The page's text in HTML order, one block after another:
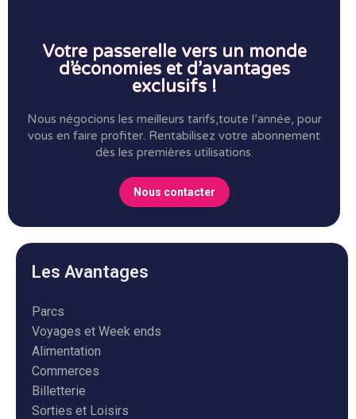
Votre passerelle vers un monde
d’économies et d’avantages
exclusifs !
Nous négocions les meilleurs tarifs,toute l’année, pour
vous en faire profiter. Rentabilisez votre abonnement
dès les premières utilisations.
Nous contacter
Les Avantages
Parcs
Voyages et Week ends
Alimentation
Commerces
Billetterie
Sorties et Loisirs